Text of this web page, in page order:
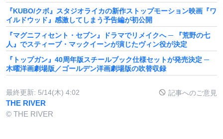
『KUBO/クボ』スタジオライカの新作ストップモーション映画『ワ
イルドウッド』感激してしまう予告編が初公開
『マグニフィセント・セブン』ドラマでリメイクへ ─ 『荒野の七
人』でスティーブ・マックイーンが演じたヴィン役が決定
『トップガン』40周年版スチールブック仕様セットが発売決定 ─
木曜洋画劇場版／ゴールデン洋画劇場版の吹替収録
最終更新: 5/14(木) 4:02 記事へのご意見
THE RIVER
© THE RIVER